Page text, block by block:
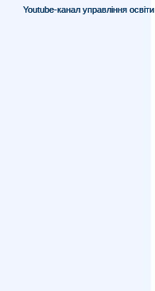
Youtube-канал управління освіти